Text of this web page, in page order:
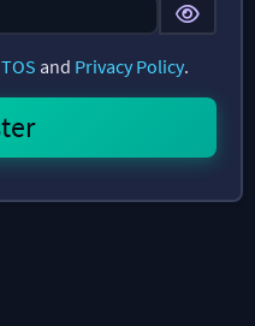
TOS and Privacy Policy.